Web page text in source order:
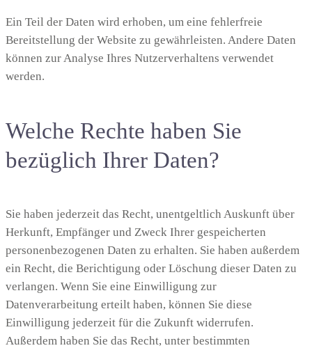
Ein Teil der Daten wird erhoben, um eine fehlerfreie
Bereitstellung der Website zu gewährleisten. Andere Daten
können zur Analyse Ihres Nutzerverhaltens verwendet
werden.
Welche Rechte haben Sie
bezüglich Ihrer Daten?
Sie haben jederzeit das Recht, unentgeltlich Auskunft über
Herkunft, Empfänger und Zweck Ihrer gespeicherten
personenbezogenen Daten zu erhalten. Sie haben außerdem
ein Recht, die Berichtigung oder Löschung dieser Daten zu
verlangen. Wenn Sie eine Einwilligung zur
Datenverarbeitung erteilt haben, können Sie diese
Einwilligung jederzeit für die Zukunft widerrufen.
Außerdem haben Sie das Recht, unter bestimmten